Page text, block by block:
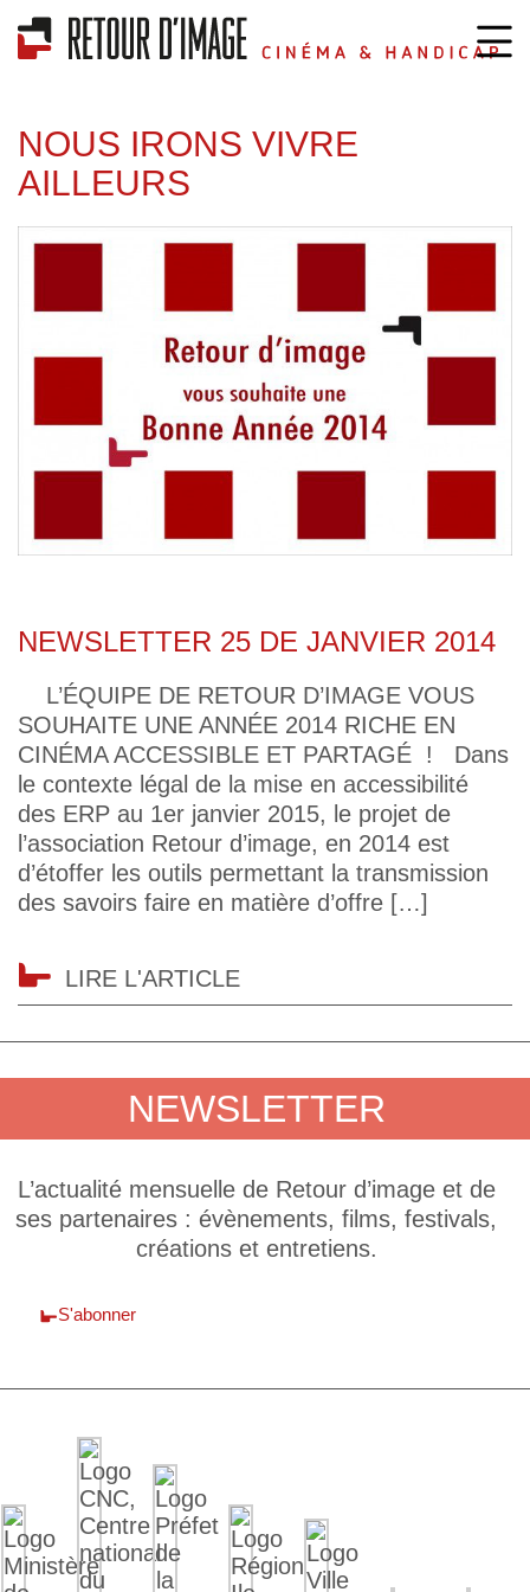
NOUS IRONS VIVRE
AILLEURS
NEWSLETTER 25 DE JANVIER 2014
L’ÉQUIPE DE RETOUR D’IMAGE VOUS
SOUHAITE UNE ANNÉE 2014 RICHE EN
CINÉMA ACCESSIBLE ET PARTAGÉ ! Dans
le contexte légal de la mise en accessibilité
des ERP au 1er janvier 2015, le projet de
l’association Retour d’image, en 2014 est
d’étoffer les outils permettant la transmission
des savoirs faire en matière d’offre […]
LIRE L'ARTICLE
NEWSLETTER
L’actualité mensuelle de Retour d’image et de
ses partenaires : évènements, films, festivals,
créations et entretiens.
S'abonner